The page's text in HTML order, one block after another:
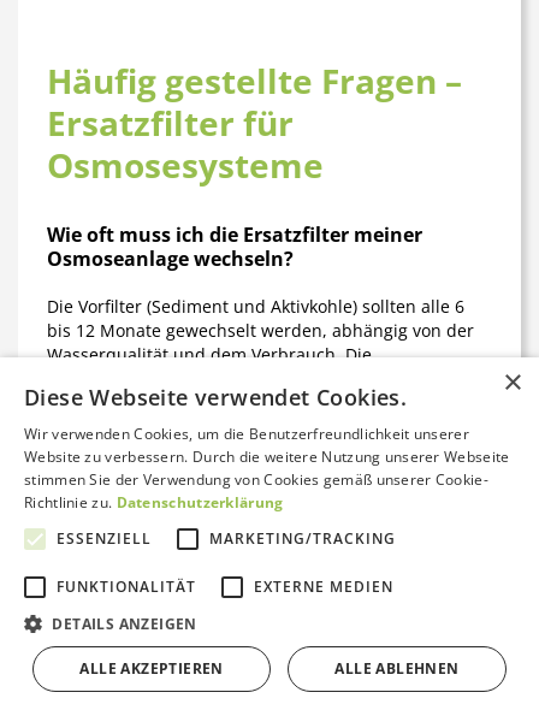
Häufig gestellte Fragen –
Ersatzfilter für
Osmosesysteme
Wie oft muss ich die Ersatzfilter meiner
Osmoseanlage wechseln?
Die Vorfilter (Sediment und Aktivkohle) sollten alle 6
bis 12 Monate gewechselt werden, abhängig von der
Wasserqualität und dem Verbrauch. Die
Nachfilter wie Remineralisierungskartuschen werden
ebenfalls alle 6 bis 12 Monate getauscht. GrünePerlen
empfiehlt, die Herstellerangaben zu beachten und bei
Geschmacksveränderungen oder nachlassender
Durchflussmenge einen vorzeitigen Wechsel
Welche Ersatzfilter passen zu meiner
Umkehrosmoseanlage?
Die Kompatibilität hängt vom Hersteller und Modell
Ihrer Anlage ab. Bei GrünePerlen finden Sie Ersatzfilter
für alle gängigen Marken wie Aqua Living, Aquaphor,
Bewertungen von Trustami anzeigen
×
Diese Webseite verwendet Cookies.
Wir verwenden Cookies, um die Benutzerfreundlichkeit unserer
Website zu verbessern. Durch die weitere Nutzung unserer Webseite
stimmen Sie der Verwendung von Cookies gemäß unserer Cookie-
Richtlinie zu. Datenschutzerklärung
ESSENZIELL
MARKETING/TRACKING
FUNKTIONALITÄT
EXTERNE MEDIEN
DETAILS ANZEIGEN
ALLE AKZEPTIEREN ALLE ABLEHNEN